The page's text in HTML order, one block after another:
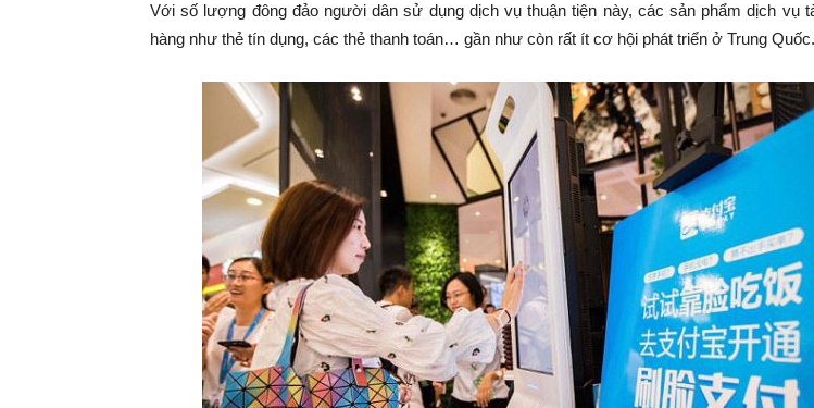
Với số lượng đông đảo người dân sử dụng dịch vụ thuận tiện này, các sản phẩm dịch vụ
hàng như thẻ tín dụng, các thẻ thanh toán… gần như còn rất ít cơ hội phát triển ở Trung Quốc.